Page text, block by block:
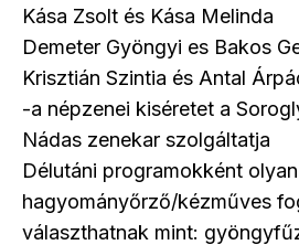
Kása Zsolt és Kása Melinda
Demeter Gyöngyi es Bakos
Krisztián Szintia és Antal
-a népzenei kiséretet a
Nádas zenekar szolgáltatja
Délutáni programokként
hagyományőrző/kézműves
választhatnak mint: